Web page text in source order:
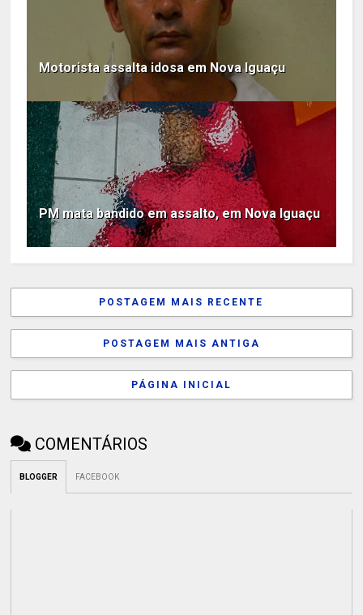
Motorista assalta idosa em Nova Iguaçu
PM mata bandido em assalto, em Nova Iguaçu
POSTAGEM MAIS RECENTE
POSTAGEM MAIS ANTIGA
PÁGINA INICIAL
COMENTÁRIOS
BLOGGER FACEBOOK